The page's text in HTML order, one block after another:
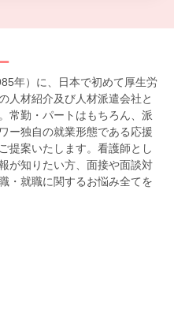
年）に、日本で初めて厚生労
人材紹介及び人材派遣会社と
常勤・パートはもちろん、派
ー独自の就業形態である応援
提案いたします。看護師とし
が知りたい方、面接や面談対
・就職に関するお悩み全てを